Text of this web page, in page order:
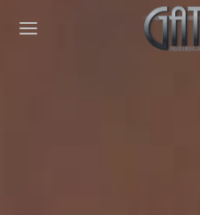
Cookies management panel